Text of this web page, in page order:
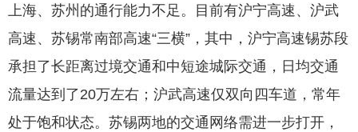
上海、苏州的通行能力不足。目前有沪宁高速、沪武
高速、苏锡常南部高速“三横”，其中，沪宁高速锡苏段
承担了长距离过境交通和中短途城际交通，日均交通
流量达到了20万左右；沪武高速仅双向四车道，常年
处于饱和状态。苏锡两地的交通网络需进一步打开，